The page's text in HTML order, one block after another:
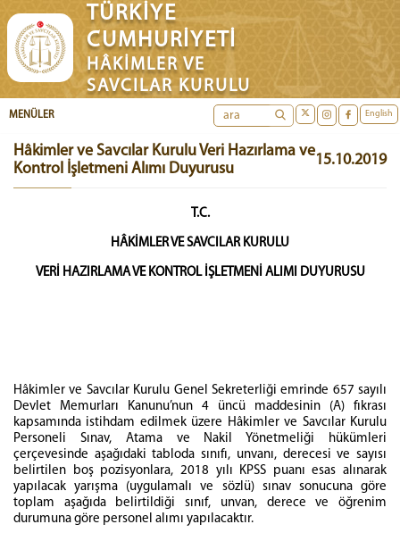
TÜRKİYE
CUMHURİYETİ
HÂKİMLER VE
SAVCILAR KURULU
English
MENÜLER
Hâkimler ve Savcılar Kurulu Veri Hazırlama ve
Kontrol İşletmeni Alımı Duyurusu
15.10.2019
T.C.
HÂKİMLER VE SAVCILAR KURULU
VERİ HAZIRLAMA VE KONTROL İŞLETMENİ ALIMI DUYURUSU
Hâkimler ve Savcılar Kurulu Genel Sekreterliği emrinde 657 sayılı
Devlet Memurları Kanunu’nun 4 üncü maddesinin (A) fıkrası
kapsamında istihdam edilmek üzere Hâkimler ve Savcılar Kurulu
Personeli Sınav, Atama ve Nakil Yönetmeliği hükümleri
çerçevesinde aşağıdaki tabloda sınıfı, unvanı, derecesi ve sayısı
belirtilen boş pozisyonlara, 2018 yılı KPSS puanı esas alınarak
yapılacak yarışma (uygulamalı ve sözlü) sınav sonucuna göre
toplam aşağıda belirtildiği sınıf, unvan, derece ve öğrenim
durumuna göre personel alımı yapılacaktır.